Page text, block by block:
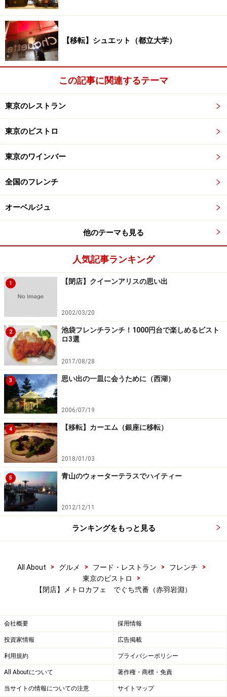
【移転】シュエット（都立大学）
この記事に関連するテーマ
東京のレストラン
東京のビストロ
東京のワインバー
全国のフレンチ
オーベルジュ
他のテーマも見る
人気記事ランキング
1 【閉店】クイーンアリスの思い出
2002/03/20
2
池袋フレンチランチ！1000円台で楽しめるビスト
ロ3選
2017/08/28
3 思い出の一皿に会うために（西湖）
2006/07/19
4 【移転】カーエム（銀座に移転）
2018/01/03
5 青山のウォーターテラスでハイティー
2012/12/11
ランキングをもっと見る
All About > グルメ > フード・レストラン > フレンチ
>
東京のビストロ
>
【閉店】メトロカフェ でぐち弐番（赤羽岩淵）
会社概要 採用情報
投資家情報 広告掲載
利用規約 プライバシーポリシー
All Aboutについて 著作権・商標・免責
当サイトの情報についての注意 サイトマップ